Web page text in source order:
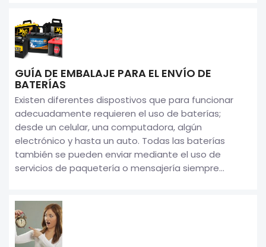
GUÍA DE EMBALAJE PARA EL ENVÍO DE
BATERÍAS
Existen diferentes dispostivos que para funcionar
adecuadamente requieren el uso de baterías;
desde un celular, una computadora, algún
electrónico y hasta un auto. Todas las baterías
también se pueden enviar mediante el uso de
servicios de paquetería o mensajería siempre...